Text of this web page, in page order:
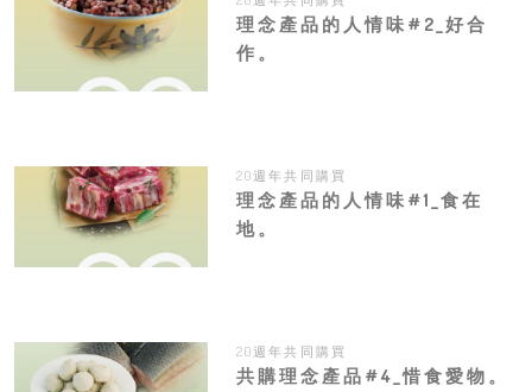
理念產品的人情味#2_好合
作。
20週年共同購買
理念產品的人情味#1_食在
地。
20週年共同購買
共購理念產品#4_惜食愛物。